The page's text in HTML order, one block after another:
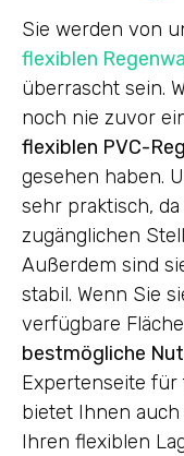
Sie werden von
flexiblen
überrascht sein.
noch nie zuvor
flexiblen PVC-
gesehen haben.
sehr praktisch,
zugänglichen
Außerdem sind
stabil. Wenn Sie
verfügbare
bestmögliche
Expertenseite
bietet Ihnen
Ihren flexiblen